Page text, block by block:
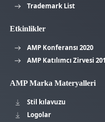
Trademark List
Etkinlikler
AMP Konferansı 2020
AMP Katılımcı Zirvesi
AMP Marka Materyalleri
Stil kılavuzu
Logolar